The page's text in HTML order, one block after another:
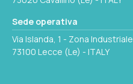
Sede operativa
Via Islanda, 1 - Zona Industriale
73100 Lecce (Le) - ITALY